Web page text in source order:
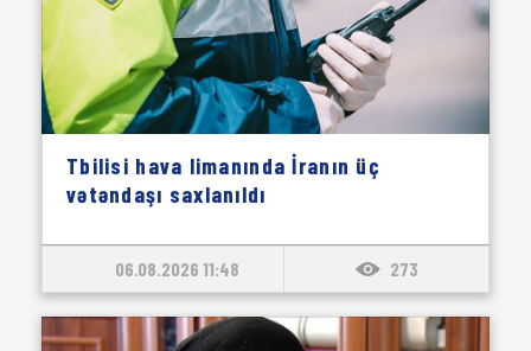
Tbilisi hava limanında İranın üç
vətəndaşı saxlanıldı
06.08.2026 11:48 273